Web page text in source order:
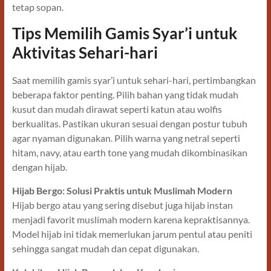
tetap sopan.
Tips Memilih Gamis Syar’i untuk
Aktivitas Sehari-hari
Saat memilih gamis syar’i untuk sehari-hari, pertimbangkan
beberapa faktor penting. Pilih bahan yang tidak mudah
kusut dan mudah dirawat seperti katun atau wolfis
berkualitas. Pastikan ukuran sesuai dengan postur tubuh
agar nyaman digunakan. Pilih warna yang netral seperti
hitam, navy, atau earth tone yang mudah dikombinasikan
dengan hijab.
Hijab Bergo: Solusi Praktis untuk Muslimah Modern
Hijab bergo atau yang sering disebut juga hijab instan
menjadi favorit muslimah modern karena kepraktisannya.
Model hijab ini tidak memerlukan jarum pentul atau peniti
sehingga sangat mudah dan cepat digunakan.